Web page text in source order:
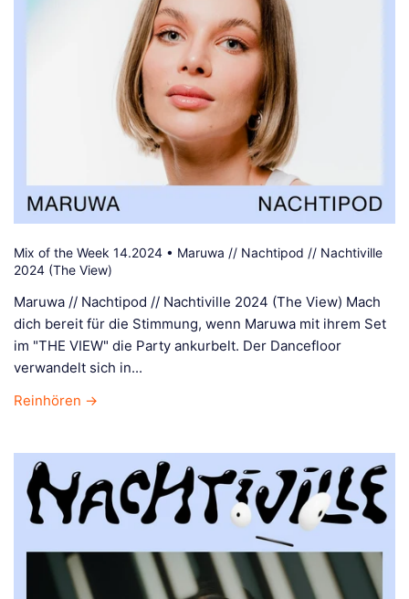
Mix of the Week 14.2024 • Maruwa // Nachtipod // Nachtiville
2024 (The View)
Maruwa // Nachtipod // Nachtiville 2024 (The View) Mach
dich bereit für die Stimmung, wenn Maruwa mit ihrem Set
im "THE VIEW" die Party ankurbelt. Der Dancefloor
verwandelt sich in...
Reinhören →